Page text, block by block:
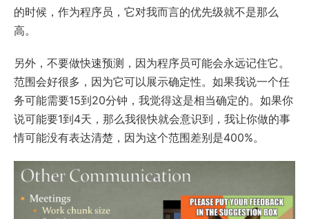
的时候，作为程序员，它对我而言的优先级就不是那么
高。
另外，不要做快速预测，因为程序员可能会永远记住它。
范围会好很多，因为它可以展示确定性。如果我说一个任
务可能需要15到20分钟，我觉得这是相当确定的。如果你
说可能要1到4天，那么我很快就会意识到，我让你做的事
情可能没有表达清楚，因为这个范围差别是400%。